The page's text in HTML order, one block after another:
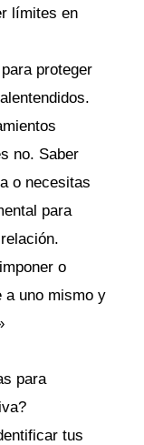
límites en
proteger
no. Saber
o necesitas
para
o
a uno mismo y
para
tus